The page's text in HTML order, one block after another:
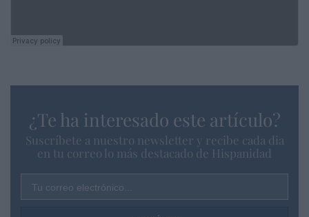
¿Te ha interesado este artículo?
Suscríbete a nuestro newsletter y recibe cada dia
en tu correo lo más destacado de Hispanidad
Tu correo electrónico...